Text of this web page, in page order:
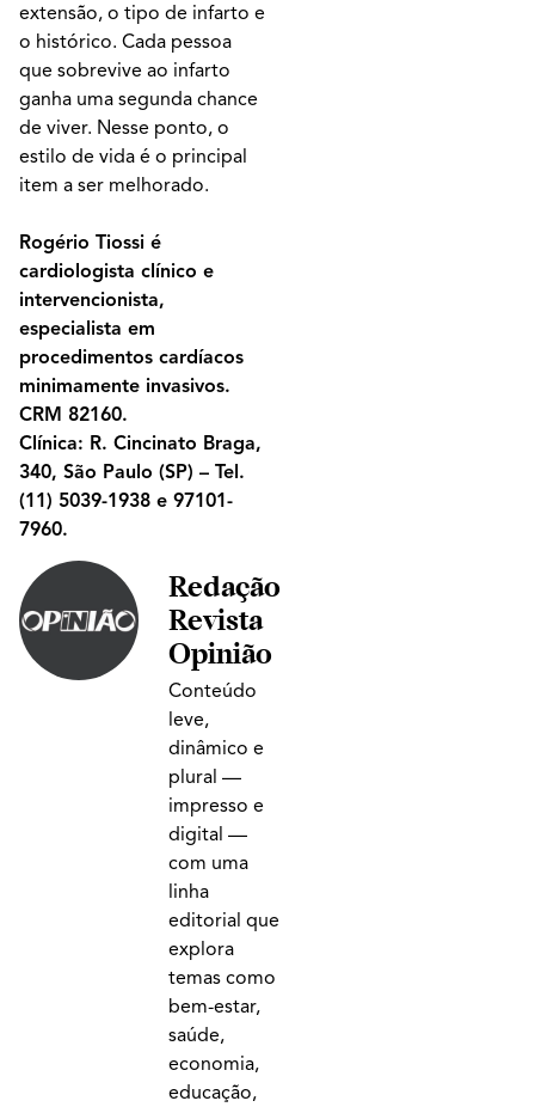
extensão, o tipo de infarto e
o histórico. Cada pessoa
que sobrevive ao infarto
ganha uma segunda chance
de viver. Nesse ponto, o
estilo de vida é o principal
item a ser melhorado.
Rogério Tiossi é
cardiologista clínico e
intervencionista,
especialista em
procedimentos cardíacos
minimamente invasivos.
CRM 82160.
Clínica: R. Cincinato Braga,
340, São Paulo (SP) – Tel.
(11) 5039-1938 e 97101-
7960.
Redação
Revista
Opinião
Conteúdo
leve,
dinâmico e
plural —
impresso e
digital —
com uma
linha
editorial que
explora
temas como
bem-estar,
saúde,
economia,
educação,